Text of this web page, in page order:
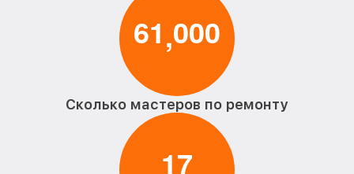
61,000
Сколько мастеров по ремонту
17